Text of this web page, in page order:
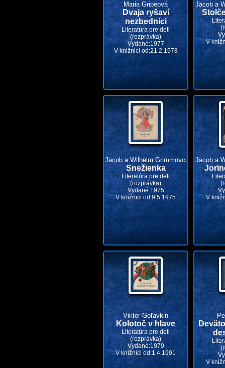
Maria Gripeová
Dvaja ryšaví
nezbedníci
Literatúra pre deti
(rozprávka)
Vydané:1977
V knižnici od:21.2.1978
Jacob a
V
Jacob a Wilhelm Grimmovci
Snežienka
Literatúra pre deti
(rozprávka)
Vydané:1975
V knižnici od:9.5.1975
Jacob a
V
Viktor Goľavkin
Kolotoč v hlave
Literatúra pre deti
(rozprávka)
Vydané:1979
V knižnici od:1.4.1991
V